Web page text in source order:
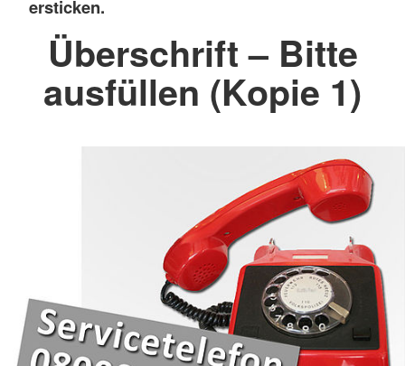
ersticken.
Überschrift – Bitte
ausfüllen (Kopie 1)